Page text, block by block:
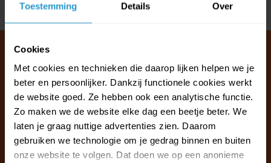
Toestemming Details Over
Cookies
Met cookies en technieken die daarop lijken helpen we je
beter en persoonlijker. Dankzij functionele cookies werkt
de website goed. Ze hebben ook een analytische functie.
Zo maken we de website elke dag een beetje beter. We
laten je graag nuttige advertenties zien. Daarom
gebruiken we technologie om je gedrag binnen en buiten
onze website te volgen. Dat doen we op een anonieme
Delen
Klantenservice & FAQ
Wij staan voor u klaar.
Ma t/m vr van 09:30 - 16:00 telefonisch
+31 (0)13 785 62 41